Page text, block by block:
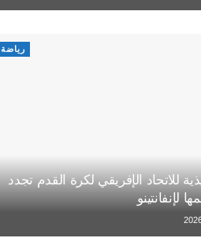
رياضة
للاتحاد الإفريقي لكرة القدم تجدد
لإنفانتينو